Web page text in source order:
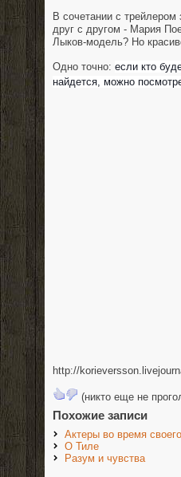
В сочетании с
друг с другом - Мария
Лыков-модель? Но
Одно точно: если кто
найдется, можно
http://
(никто еще не
Похожие записи
Актеры во время
О Тиле
Разум и чувства